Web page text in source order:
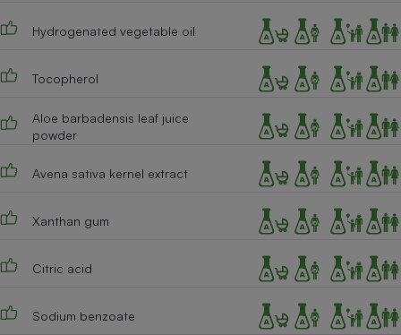
Hydrogenated vegetable oil
Tocopherol
Aloe barbadensis leaf juice
powder
Avena sativa kernel extract
Xanthan gum
Citric acid
Sodium benzoate
Cafetière à expressos